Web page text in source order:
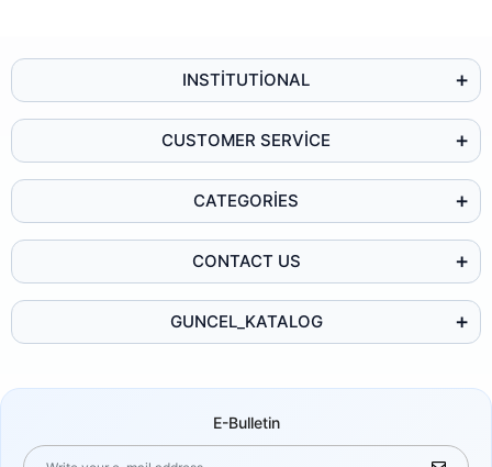
INSTİTUTİONAL
CUSTOMER SERVİCE
CATEGORİES
CONTACT US
GUNCEL_KATALOG
E-Bulletin